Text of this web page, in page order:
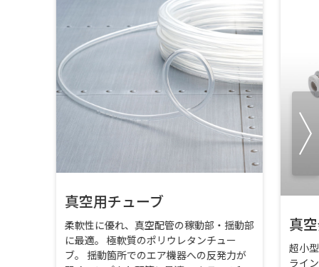
真空用チューブ
柔軟性に優れ、真空配管の稼動部・揺動部
に最適。 極軟質のポリウレタンチュー
ブ。 揺動箇所でのエア機器への反発力が
真
超小
ライ